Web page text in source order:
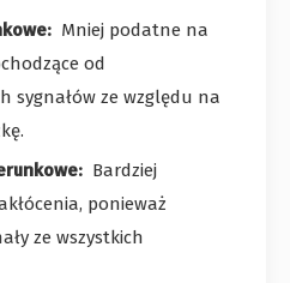
Mniej podatne na
od
sygnałów ze względu na
Bardziej
ponieważ
ze wszystkich